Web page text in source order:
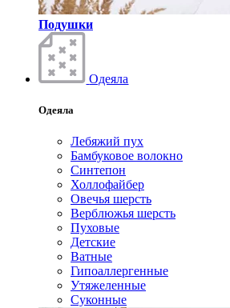
Подушки
Одеяла
Одеяла
Лебяжий пух
Бамбуковое волокно
Синтепон
Холлофайбер
Овечья шерсть
Верблюжья шерсть
Пуховые
Детские
Ватные
Гипоаллергенные
Утяжеленные
Суконные